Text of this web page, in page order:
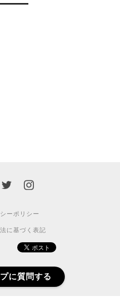
ーポリシー
に基づく表記
に質問する